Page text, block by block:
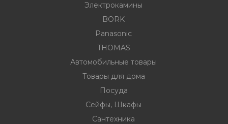
Электрокамины
BORK
Panasonic
THOMAS
Автомобильные товары
Товары для дома
Посуда
Сейфы, Шкафы
Сантехника